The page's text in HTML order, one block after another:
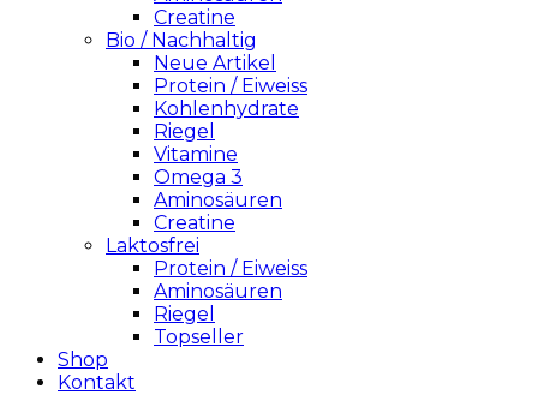
Creatine
Bio / Nachhaltig
Neue Artikel
Protein / Eiweiss
Kohlenhydrate
Riegel
Vitamine
Omega 3
Aminosäuren
Creatine
Laktosfrei
Protein / Eiweiss
Aminosäuren
Riegel
Topseller
Shop
Kontakt